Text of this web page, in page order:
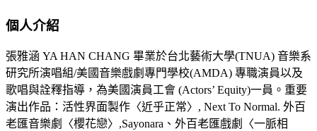
個人介紹
張雅涵 YA HAN CHANG 畢業於台北藝術大學(TNUA) 音樂系
研究所演唱組/美國音樂戲劇專門學校(AMDA) 專職演員以及
歌唱與詮釋指導，為美國演員工會 (Actors’ Equity)一員。重要
演出作品：活性界面製作〈近乎正常〉, Next To Normal. 外百
老匯音樂劇〈櫻花戀〉,Sayonara、外百老匯戲劇〈一脈相